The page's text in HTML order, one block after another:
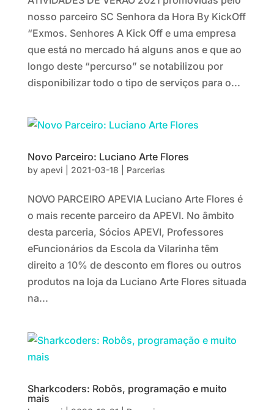
nosso parceiro SC Senhora da Hora By KickOff
“Exmos. Senhores A Kick Off e uma empresa
que está no mercado há alguns anos e que ao
longo deste “percurso” se notabilizou por
disponibilizar todo o tipo de serviços para o...
Novo Parceiro: Luciano Arte Flores
by apevi 2021-03-18 Parcerias
NOVO PARCEIRO APEVIA Luciano Arte Flores é
o mais recente parceiro da APEVI. No âmbito
desta parceria, Sócios APEVI, Professores
eFuncionários da Escola da Vilarinha têm
direito a 10% de desconto em flores ou outros
produtos na loja da Luciano Arte Flores situada
na...
Sharkcoders: Robôs, programação e muito
mais